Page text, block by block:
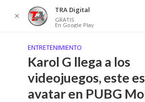
ENTRETENIMIENTO
Karol G llega a los
videojuegos, este
avatar en PUBG
✕
TRA Digital
GRATIS
En Google Play